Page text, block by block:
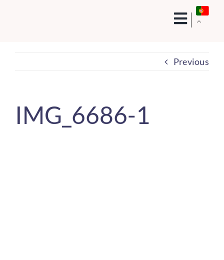
Previous
IMG_6686-1